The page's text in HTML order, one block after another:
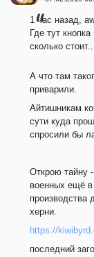
1 час назад,
Где тут
сколько стоит...
А что там
приварили.
Айтишникам
сути куда
спросили бы
Открою тайну
военных ещё в
производства
херни.
https://
последний